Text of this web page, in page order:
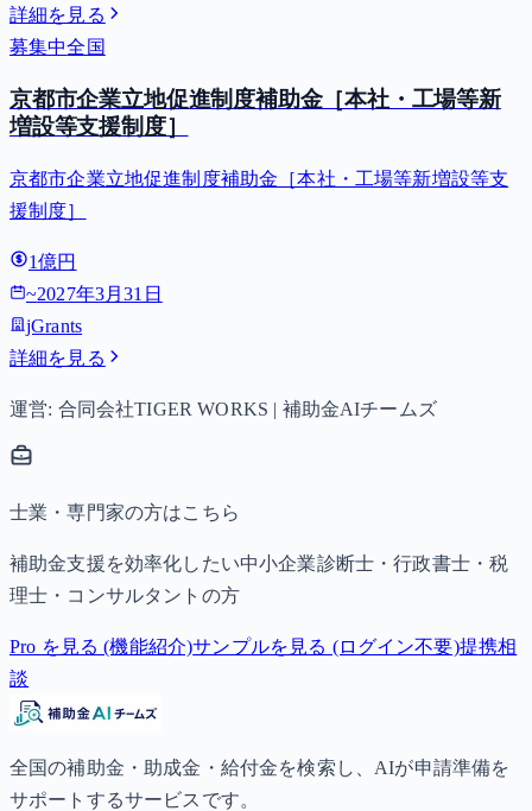
詳細を見る
募集中全国
京都市企業立地促進制度補助金［本社・工場等新
増設等支援制度］
京都市企業立地促進制度補助金［本社・工場等新増設等支
援制度］
1億円
~2027年3月31日
jGrants
詳細を見る
運営: 合同会社TIGER WORKS | 補助金AIチームズ
士業・専門家の方はこちら
補助金支援を効率化したい中小企業診断士・行政書士・税
理士・コンサルタントの方
Pro を見る (機能紹介)サンプルを見る (ログイン不要)提携相
談
全国の補助金・助成金・給付金を検索し、AIが申請準備を
サポートするサービスです。